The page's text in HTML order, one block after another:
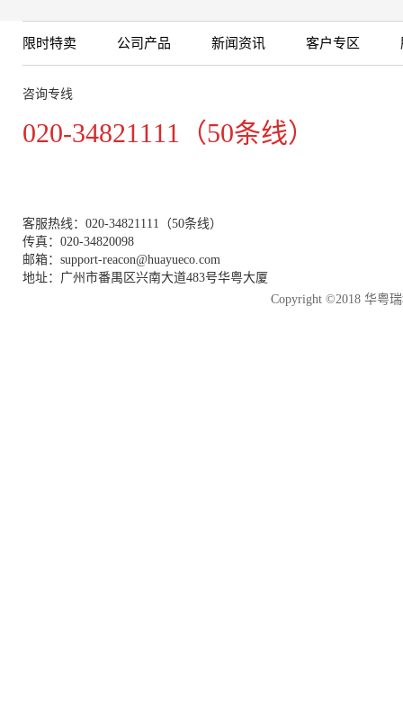
细胞培养瓶
More
限时特卖 公司产品 新闻资讯 客户专区
咨询专线
020-34821111（50条线）
客服热线：020-34821111（50条线）
传真：020-34820098
邮箱：support-reacon@huayueco.com
地址：广州市番禺区兴南大道483号华粤大厦
Copyright ©2018 华粤